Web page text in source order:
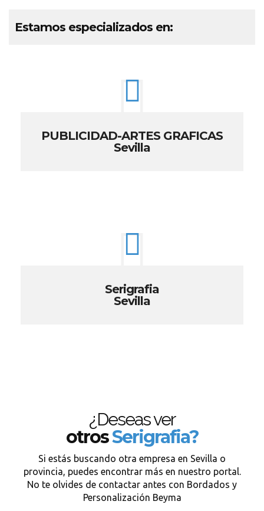
Estamos especializados en:
PUBLICIDAD-ARTES GRAFICAS
Sevilla
Serigrafia
Sevilla
¿Deseas ver
otrosSerigrafia?
Si estás buscando otra empresa en Sevilla o
provincia, puedes encontrar más en nuestro portal.
No te olvides de contactar antes con Bordados y
Personalización Beyma